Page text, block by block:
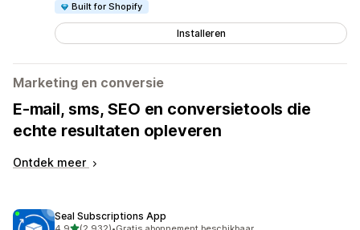
Built for Shopify
Installeren
Marketing en conversie
E-mail, sms, SEO en conversietools die
echte resultaten opleveren
Ontdek meer
Seal Subscriptions App
van 5 sterren